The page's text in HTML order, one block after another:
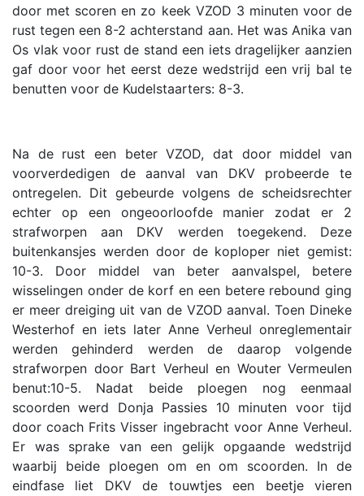
door met scoren en zo keek VZOD 3 minuten voor de
rust tegen een 8-2 achterstand aan. Het was Anika van
Os vlak voor rust de stand een iets dragelijker aanzien
gaf door voor het eerst deze wedstrijd een vrij bal te
benutten voor de Kudelstaarters: 8-3.
Na de rust een beter VZOD, dat door middel van
voorverdedigen de aanval van DKV probeerde te
ontregelen. Dit gebeurde volgens de scheidsrechter
echter op een ongeoorloofde manier zodat er 2
strafworpen aan DKV werden toegekend. Deze
buitenkansjes werden door de koploper niet gemist:
10-3. Door middel van beter aanvalspel, betere
wisselingen onder de korf en een betere rebound ging
er meer dreiging uit van de VZOD aanval. Toen Dineke
Westerhof en iets later Anne Verheul onreglementair
werden gehinderd werden de daarop volgende
strafworpen door Bart Verheul en Wouter Vermeulen
benut:10-5. Nadat beide ploegen nog eenmaal
scoorden werd Donja Passies 10 minuten voor tijd
door coach Frits Visser ingebracht voor Anne Verheul.
Er was sprake van een gelijk opgaande wedstrijd
waarbij beide ploegen om en om scoorden. In de
eindfase liet DKV de touwtjes een beetje vieren